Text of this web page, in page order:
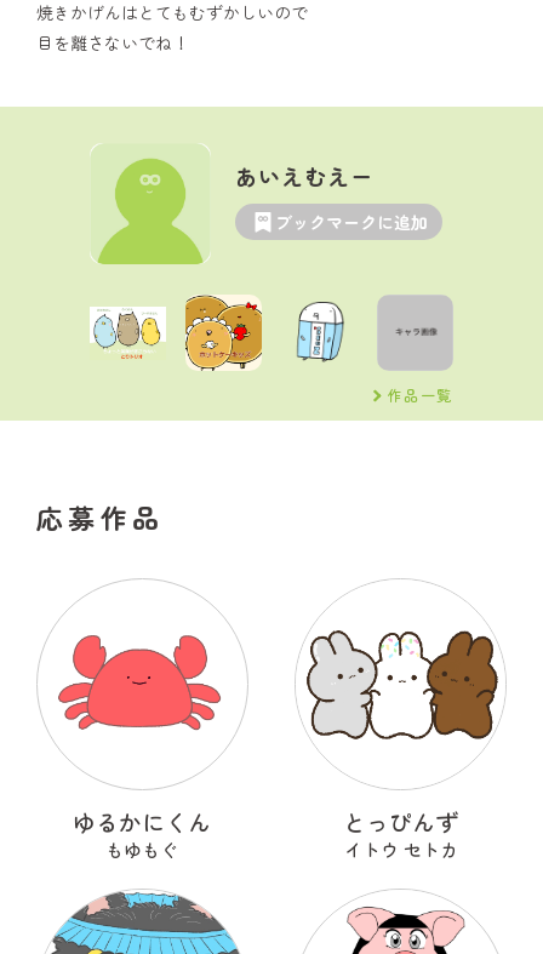
焼きかげんはとてもむずかしいので
目を離さないでね！
あいえむえー
ブックマークに追加
作品一覧
応募作品
ゆるかにくん
もゆもぐ
とっぴんず
イトウ セトカ